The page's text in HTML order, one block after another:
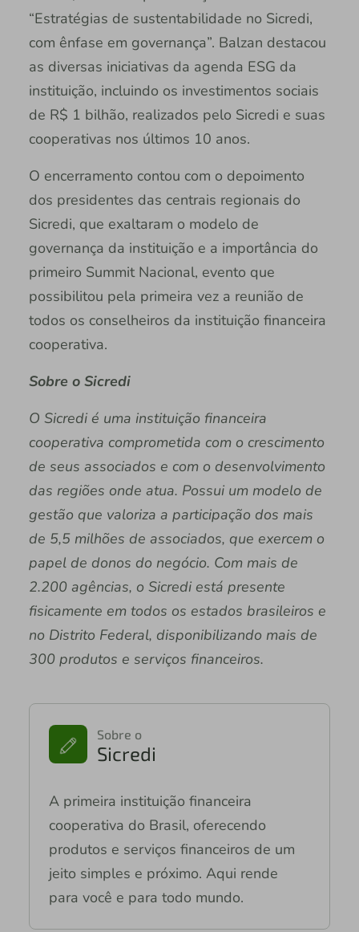
“Estratégias de sustentabilidade no Sicredi,
com ênfase em governança”. Balzan destacou
as diversas iniciativas da agenda ESG da
instituição, incluindo os investimentos sociais
de R$ 1 bilhão, realizados pelo Sicredi e suas
cooperativas nos últimos 10 anos.
O encerramento contou com o depoimento
dos presidentes das centrais regionais do
Sicredi, que exaltaram o modelo de
governança da instituição e a importância do
primeiro Summit Nacional, evento que
possibilitou pela primeira vez a reunião de
todos os conselheiros da instituição financeira
cooperativa.
Sobre o Sicredi
O Sicredi é uma instituição financeira
cooperativa comprometida com o crescimento
de seus associados e com o desenvolvimento
das regiões onde atua. Possui um modelo de
gestão que valoriza a participação dos mais
de 5,5 milhões de associados, que exercem o
papel de donos do negócio. Com mais de
2.200 agências, o Sicredi está presente
fisicamente em todos os estados brasileiros e
no Distrito Federal, disponibilizando mais de
300 produtos e serviços financeiros.
Sobre o
Sicredi
A primeira instituição financeira
cooperativa do Brasil, oferecendo
produtos e serviços financeiros de um
jeito simples e próximo. Aqui rende
para você e para todo mundo.